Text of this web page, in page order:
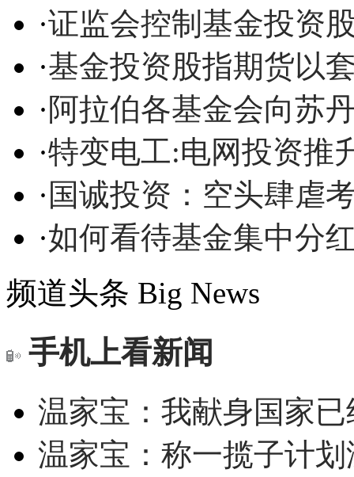
·证监会控制基金投资
·基金投资股指期货以
· 阿拉伯各基金会向苏
·特变电工:电网投资推
· 国诚投资：空头肆虐
·如何看待基金集中分
频道头条 Big News
手机上看新闻
温家宝：我献身国家
温家宝：称一揽子计